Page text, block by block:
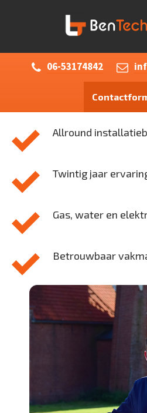
06-53174842
Allround
Twintig jaar
Gas, water en
Betrouwbaar